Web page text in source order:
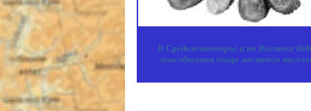
В Средиземноморье и на Востоке
повседневная пища местного